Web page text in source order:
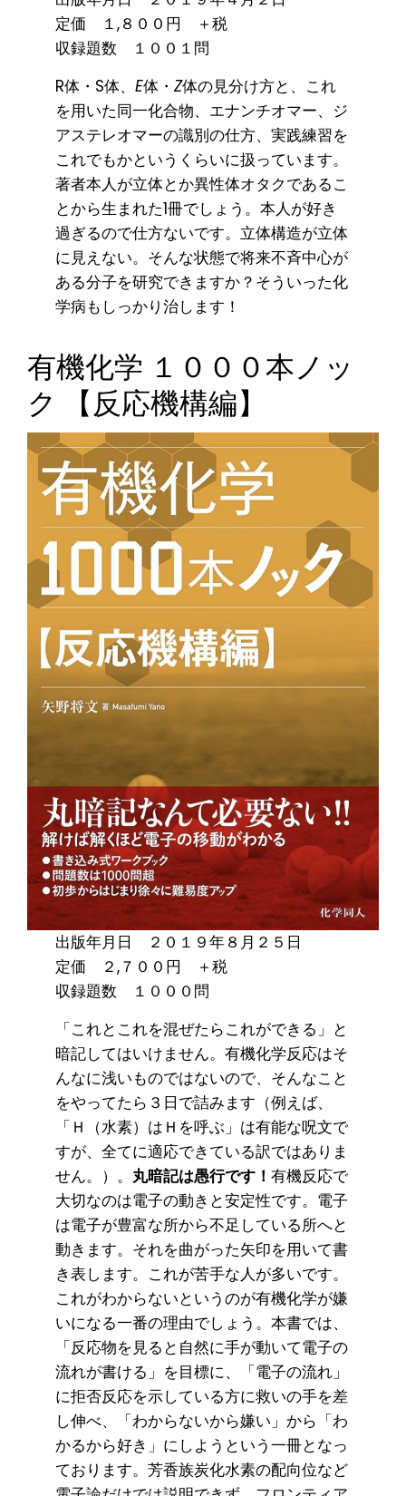
定価 １,８００円 ＋税
収録題数 １００１問
R体・S体、E体・Z体の見分け方と、これ
を用いた同一化合物、エナンチオマー、ジ
アステレオマーの識別の仕方、実践練習を
これでもかというくらいに扱っています。
著者本人が立体とか異性体オタクであるこ
とから生まれた1冊でしょう。本人が好き
過ぎるので仕方ないです。立体構造が立体
に見えない。そんな状態で将来不斉中心が
ある分子を研究できますか？そういった化
学病もしっかり治します！
有機化学 １０００本ノッ
ク 【反応機構編】
出版年月日 ２０１９年８月２５日
定価 ２,７００円 ＋税
収録題数 １０００問
「これとこれを混ぜたらこれができる」と
暗記してはいけません。有機化学反応はそ
んなに浅いものではないので、そんなこと
をやってたら３日で詰みます（例えば、
「Ｈ（水素）はＨを呼ぶ」は有能な呪文で
すが、全てに適応できている訳ではありま
せん。）。丸暗記は愚行です！有機反応で
大切なのは電子の動きと安定性です。電子
は電子が豊富な所から不足している所へと
動きます。それを曲がった矢印を用いて書
き表します。これが苦手な人が多いです。
これがわからないというのが有機化学が嫌
いになる一番の理由でしょう。本書では、
「反応物を見ると自然に手が動いて電子の
流れが書ける」を目標に、「電子の流れ」
に拒否反応を示している方に救いの手を差
し伸べ、「わからないから嫌い」から「わ
かるから好き」にしようという一冊となっ
ております。芳香族炭化水素の配向位など